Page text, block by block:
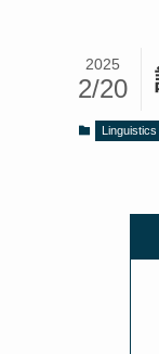
2025
2/20
Linguistics